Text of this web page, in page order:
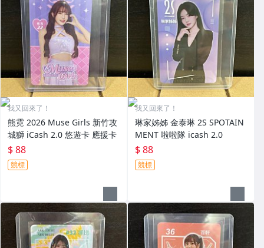
我又回來了！
熊霓 2026 Muse Girls 新竹攻
城獅 iCash 2.0 悠遊卡 應援卡
$ 88
競標
我又回來了！
琳家姊姊 金泰琳 2S SPOTAIN
MENT 啦啦隊 icash 2.0
$ 88
競標